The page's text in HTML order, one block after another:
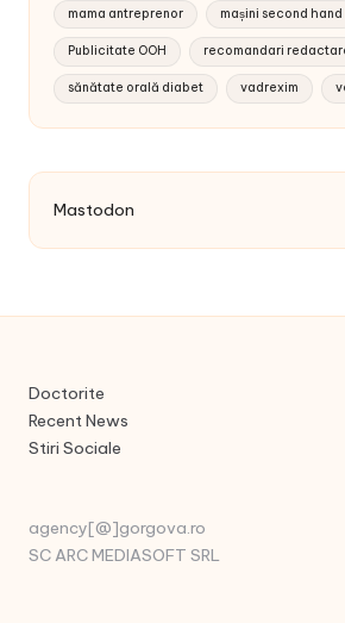
mama antreprenor mașini second hand
Publicitate OOH recomandari
sănătate orală diabet vadrexim
Mastodon
Doctorite
Recent News
Stiri Sociale
agency[@]gorgova.ro
SC ARC MEDIASOFT SRL